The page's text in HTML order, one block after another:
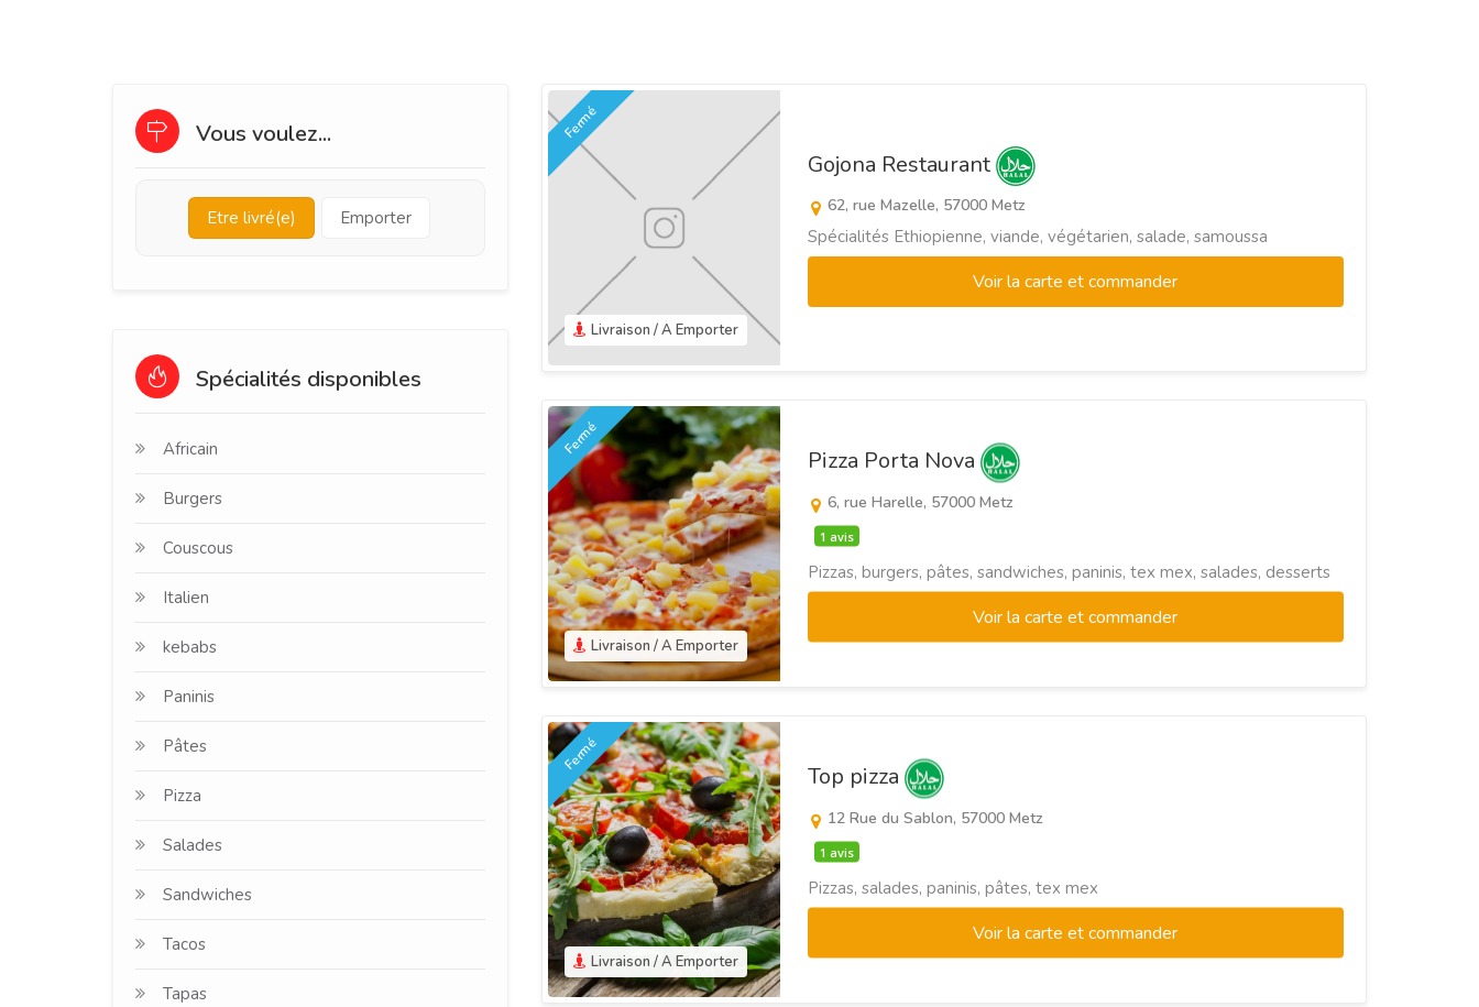
Vous voulez...
Etre livré(e) Emporter
Spécialités disponibles
Africain
Burgers
Couscous
Italien
kebabs
Paninis
Pâtes
Pizza
Salades
Sandwiches
Tacos
Tapas
Livraison / A Emporter
Fermé
Gojona Restaurant
62, rue Mazelle, 57000 Metz
Spécialités Ethiopienne, viande, végétarien, salade, samoussa
Voir la carte et commander
Livraison / A Emporter
Fermé
Pizza Porta Nova
6, rue Harelle, 57000 Metz
1 avis
Pizzas, burgers, pâtes, sandwiches, paninis, tex mex, salades, desserts
Voir la carte et commander
Livraison / A Emporter
Fermé
Top pizza
12 Rue du Sablon, 57000 Metz
1 avis
Pizzas, salades, paninis, pâtes, tex mex
Voir la carte et commander